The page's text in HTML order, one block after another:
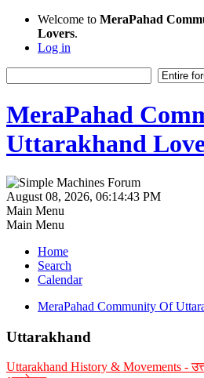
Welcome to MeraPahad
Lovers.
Log in
MeraPahad
Uttarakhand
August 08, 2026, 06:14:43 PM
Main Menu
Main Menu
Home
Search
Calendar
MeraPahad Community Of
Uttarakhand
Uttarakhand History & Movements -